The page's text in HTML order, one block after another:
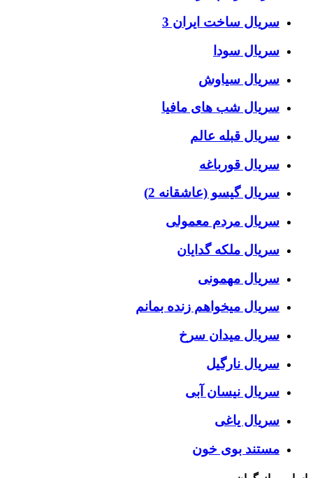
سریال ساخت ایران 3
سریال سودا
سریال سیاوش
سریال شب های مافیا
سریال قبله عالم
سریال قورباغه
سریال گیسو (عاشقانه 2)
سریال مردم معمولی
سریال ملکه گدایان
سریال مهمونی
سریال میخواهم زنده بمانم
سریال میدان سرخ
سریال نارگیل
سریال نیسان آبی
سریال یاغی
مستند بوی خون